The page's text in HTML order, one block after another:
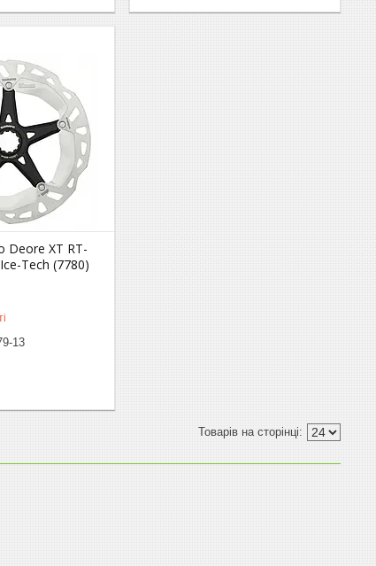
Deore XT RT-
Tech (7780)
13